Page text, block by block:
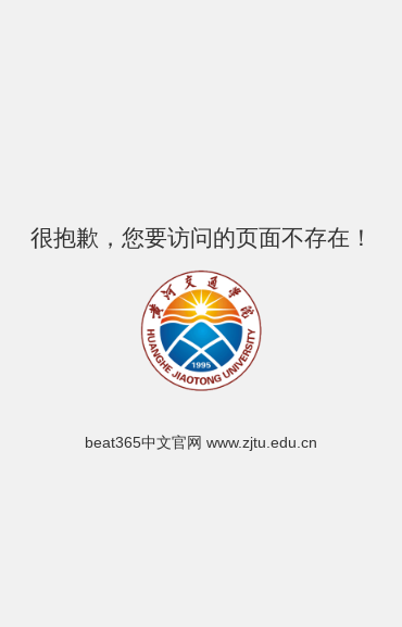
很抱歉，您要访问的页面不存在！
beat365中文官网 www.zjtu.edu.cn